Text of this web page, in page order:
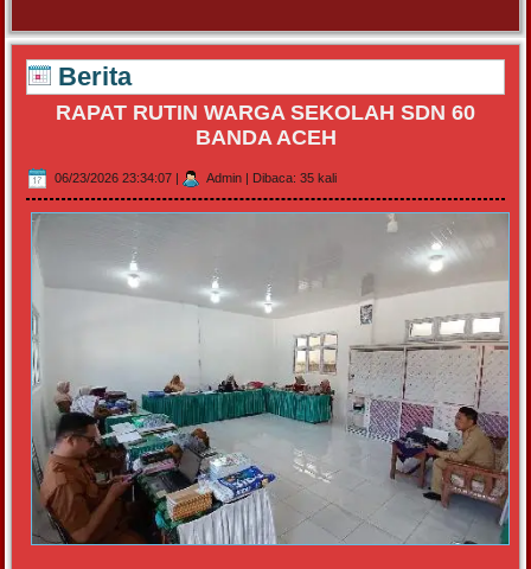
Berita
RAPAT RUTIN WARGA SEKOLAH SDN 60
BANDA ACEH
06/23/2026 23:34:07 Admin Dibaca: 35 kali